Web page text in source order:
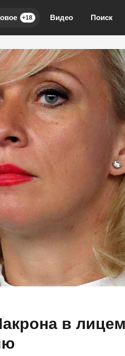
+18 Видео Поиск
в